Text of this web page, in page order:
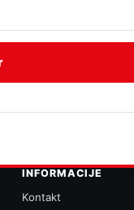
INFORMACIJE
Kontakt